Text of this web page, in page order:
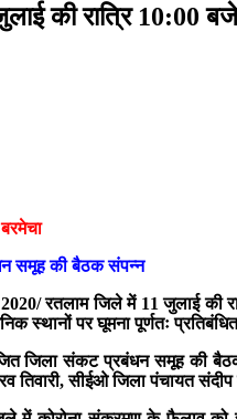
की रात्रि 10:00
समूह की बैठक संपन्न
रतलाम जिले में 11 जुलाई की
स्थानों पर घूमना पूर्णतः
जिला संकट प्रबंधन समूह की बैठक
तिवारी, सीईओ जिला पंचायत